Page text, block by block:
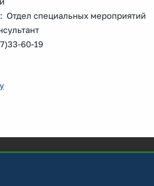
Отдел специальных мероприятий
60-19